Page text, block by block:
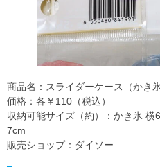
商品名：スライダーケース（かき
価格：各￥110（税込）
収納可能サイズ（約）：かき氷
7cm
販売ショップ：ダイソー